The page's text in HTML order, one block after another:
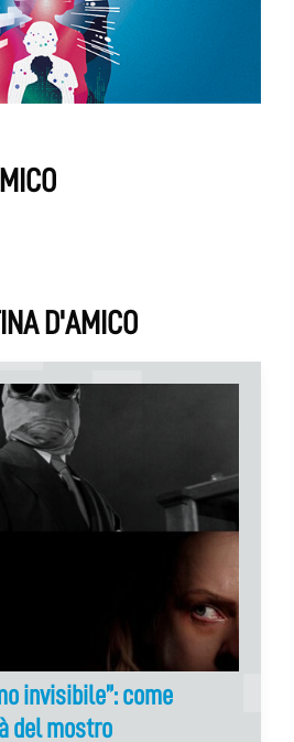
D'AMICO
invisibile”: come
del mostro